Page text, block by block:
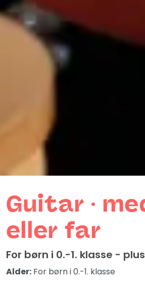
Guitar ∙
eller far
For børn i 0.-1. klasse -
Alder: For børn i 0.-1. klasse